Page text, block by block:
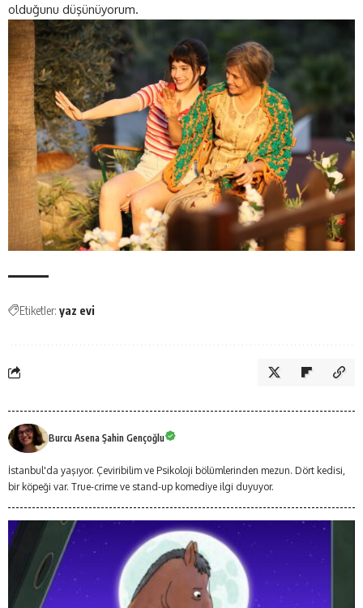
olduğunu düşünüyorum.
Etiketler: yaz evi
Burcu Asena Şahin Gençoğlu
İstanbul'da yaşıyor. Çeviribilim ve Psikoloji bölümlerinden mezun. Dört kedisi,
bir köpeği var. True-crime ve stand-up komediye ilgi duyuyor.